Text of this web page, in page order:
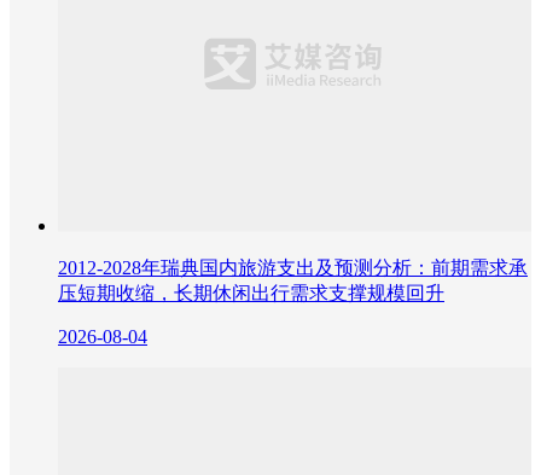
2012-2028年瑞典国内旅游支出及预测分析：前期需求承
压短期收缩，长期休闲出行需求支撑规模回升
2026-08-04